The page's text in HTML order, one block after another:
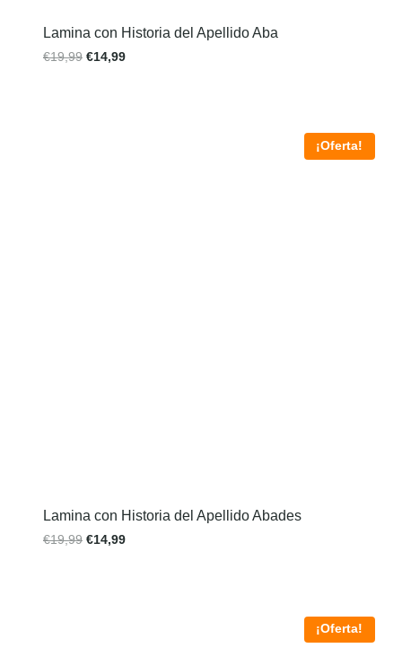
Lamina con Historia del Apellido Aba
€19,99 €14,99
¡Oferta!
Lamina con Historia del Apellido Abades
€19,99 €14,99
¡Oferta!